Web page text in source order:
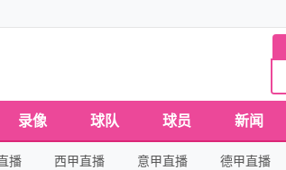
录像 球队 球员 新闻
播 西甲直播 意甲直播 德甲直播